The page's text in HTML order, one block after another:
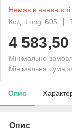
Немає в наявності
Код: Longi 605
4 583,50
Мінімальне
Мінімальна сума
Опис
Опис